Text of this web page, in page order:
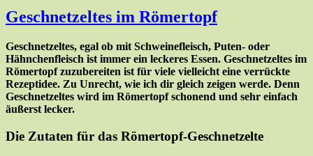
Geschnetzeltes im Römertopf
Geschnetzeltes, egal ob mit Schweinefleisch, Puten- oder
Hähnchenfleisch ist immer ein leckeres Essen. Geschnetzeltes im
Römertopfzuzubereiten ist für viele vielleicht eine verrückte
Rezeptidee. Zu Unrecht, wie ich dir gleich zeigen werde. Denn
Geschnetzeltes wird im Römertopf schonend und sehr einfach
äußerst lecker.
Die Zutaten für das Römertopf-Geschnetzelte